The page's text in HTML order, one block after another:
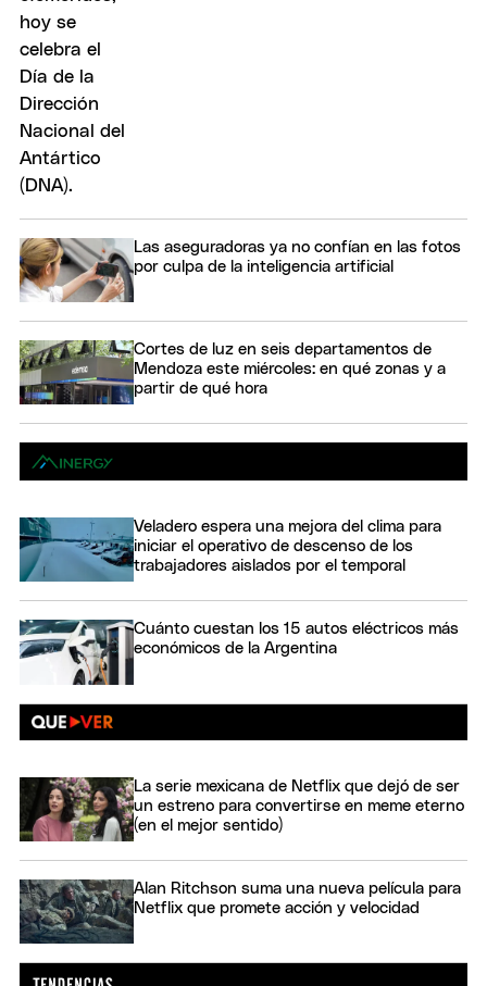
Las aseguradoras ya no confían en las fotos
por culpa de la inteligencia artificial
Cortes de luz en seis departamentos de
Mendoza este miércoles: en qué zonas y a
partir de qué hora
Veladero espera una mejora del clima para
iniciar el operativo de descenso de los
trabajadores aislados por el temporal
Cuánto cuestan los 15 autos eléctricos más
económicos de la Argentina
La serie mexicana de Netflix que dejó de ser
un estreno para convertirse en meme eterno
(en el mejor sentido)
Alan Ritchson suma una nueva película para
Netflix que promete acción y velocidad